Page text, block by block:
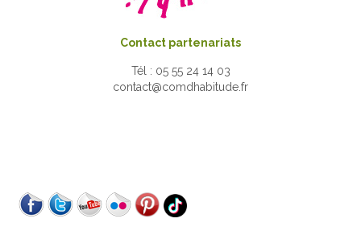
Contact partenariats
Tél : 05 55 24 14 03
contact@comdhabitude.fr